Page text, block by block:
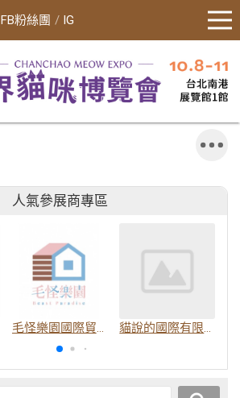
FB粉絲團 IG
人氣參展商專區